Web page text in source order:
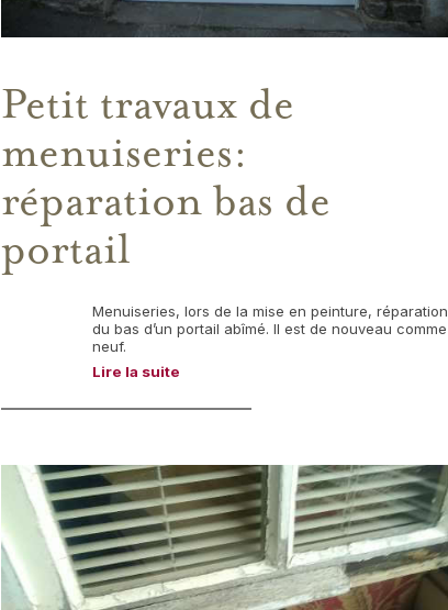
Petit travaux de
menuiseries:
réparation bas de
portail
Menuiseries, lors de la mise en peinture, réparation
du bas d’un portail abîmé. Il est de nouveau comme
neuf.
Lire la suite